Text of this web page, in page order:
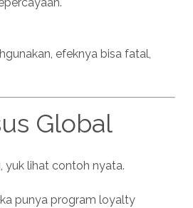
efeknya bisa fatal,
Global
yuk lihat contoh nyata.
punya program loyalty